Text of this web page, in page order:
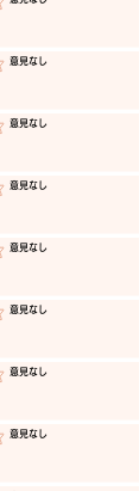
​意見なし
​意見なし
​意見なし
​意見なし
​意見なし
​意見なし
​意見なし